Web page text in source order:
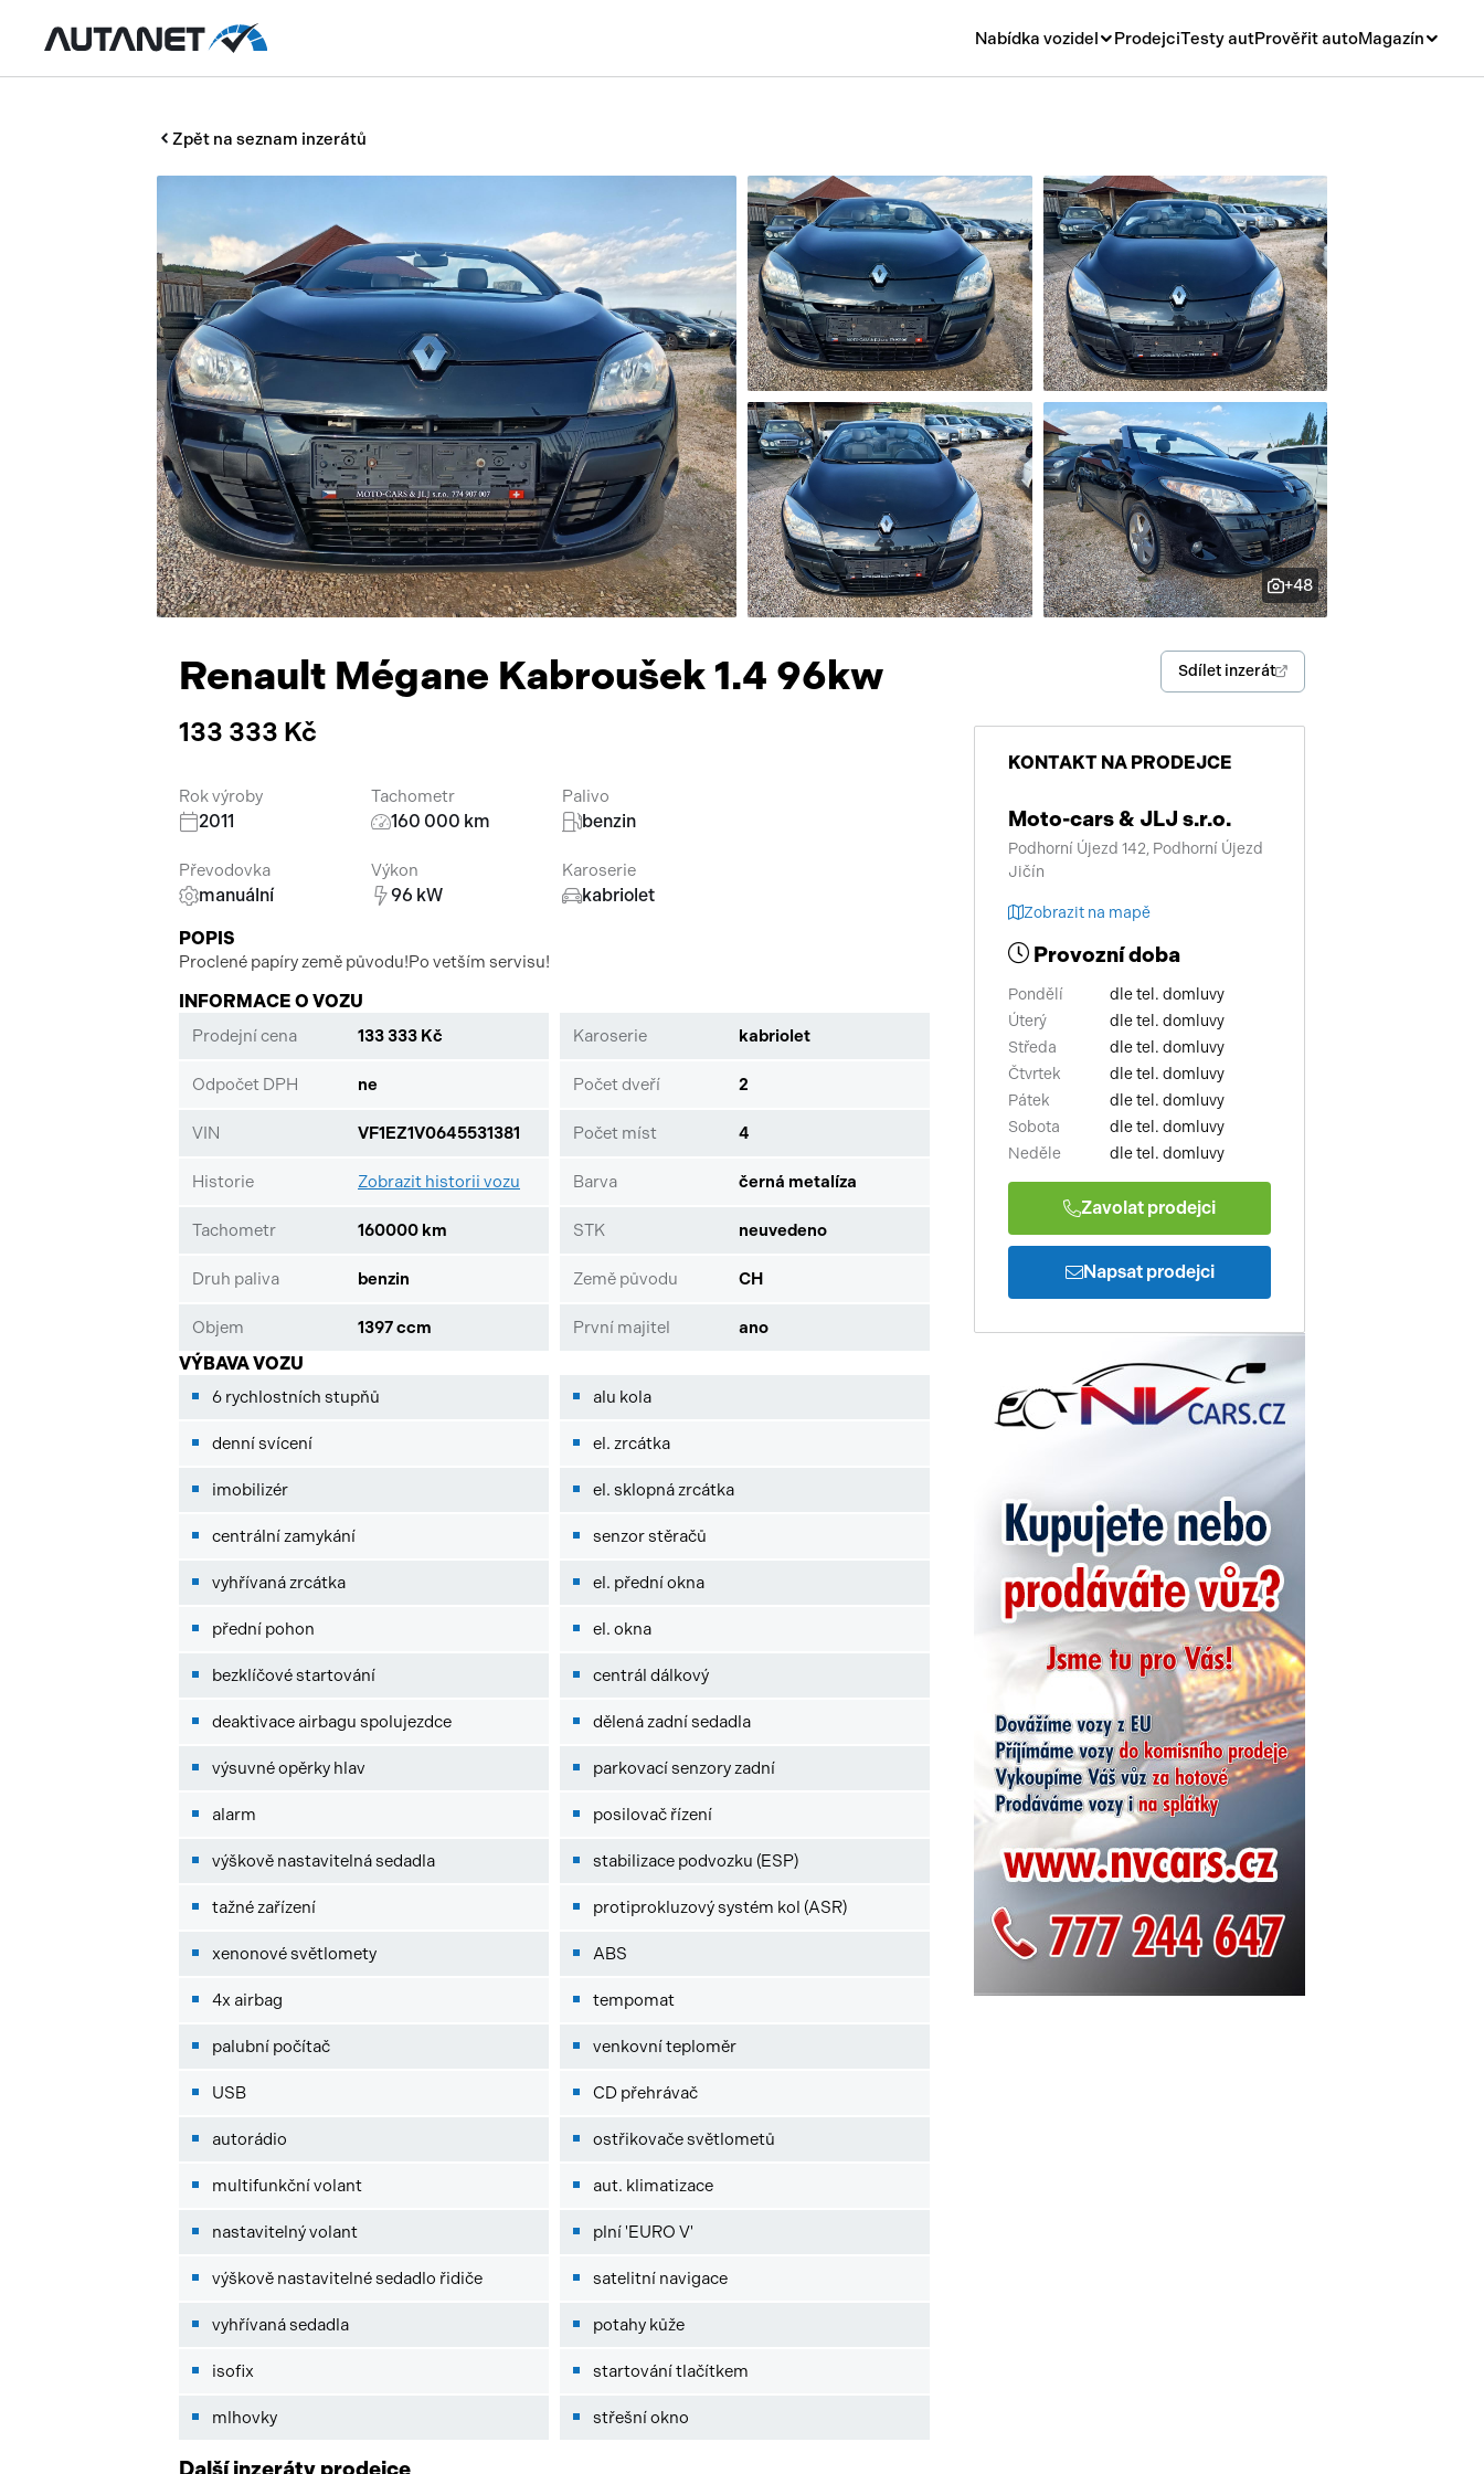
Nabídka vozidel
Nákladní
Obytná
Motorky
Přívěsy a návěsy
Autobusy
Pracovní stroje
Náhradní díly
Příslušenství
ProdejciTesty autPrověřit autoMagazín
Nové modely
Ojetiny
Auto a život
Videa
Zpět na seznam inzerátů
+48
Renault Mégane Kabroušek 1.4 96kw
133 333 Kč
Rok výroby
2011
Tachometr
160 000 km
Palivo
benzin
Převodovka
manuální
Výkon
96 kW
Karoserie
kabriolet
POPIS
Proclené papíry země původu!Po vetším servisu!
INFORMACE O VOZU
Prodejní cena 133 333 Kč
Odpočet DPH ne
VIN VF1EZ1V0645531381
Historie Zobrazit historii vozu
Tachometr 160000 km
Druh paliva benzin
Objem 1397 ccm
Karoserie kabriolet
Počet dveří 2
Počet míst 4
Barva černá metalíza
STK neuvedeno
Země původu CH
První majitel ano
VÝBAVA VOZU
6 rychlostních stupňů
denní svícení
imobilizér
centrální zamykání
vyhřívaná zrcátka
přední pohon
bezklíčové startování
deaktivace airbagu spolujezdce
výsuvné opěrky hlav
alarm
výškově nastavitelná sedadla
tažné zařízení
xenonové světlomety
4x airbag
palubní počítač
USB
autorádio
multifunkční volant
nastavitelný volant
výškově nastavitelné sedadlo řidiče
vyhřívaná sedadla
isofix
mlhovky
alu kola
el. zrcátka
el. sklopná zrcátka
senzor stěračů
el. přední okna
el. okna
centrál dálkový
dělená zadní sedadla
parkovací senzory zadní
posilovač řízení
stabilizace podvozku (ESP)
protiprokluzový systém kol (ASR)
ABS
tempomat
venkovní teploměr
CD přehrávač
ostřikovače světlometů
aut. klimatizace
plní 'EURO V'
satelitní navigace
potahy kůže
startování tlačítkem
střešní okno
Sdílet inzerát
KONTAKT NA PRODEJCE
Moto-cars & JLJ s.r.o.
Podhorní Újezd 142, Podhorní Újezd
Jičín
Zobrazit na mapě
Provozní doba
Pondělí
dle tel. domluvy
Úterý
dle tel. domluvy
Středa
dle tel. domluvy
Čtvrtek
dle tel. domluvy
Pátek
dle tel. domluvy
Sobota
dle tel. domluvy
Neděle
dle tel. domluvy
Zavolat prodejci
Napsat prodejci